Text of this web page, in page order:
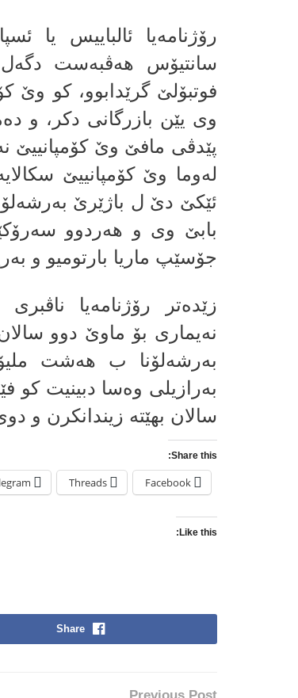
سانتیۆس هه‌ڤبه‌ست دگه‌ل
فوتبۆلێ گرێدابوو، كو وێ
وى یێن بازرگانى دكر، و
پێدڤى مافێ وێ كۆمپانییێ
ئێكێ دێ ل باژێرێ
بابێ وى‌ و هه‌ردوو
جۆسێپ ماریا بارتومیو و
زێده‌تر رۆژنامه‌یا
به‌رازیلى وه‌سا دبینیت كو
سالان بهێته‌ زیندانكرن و
Share this:
Facebook
Threads
Like this:
Share